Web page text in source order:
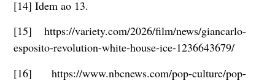
[14] Idem ao 13.
[15] https://variety.com/2026/film/news/giancarlo-
esposito-revolution-white-house-ice-1236643679/
[16] https://www.nbcnews.com/pop-culture/pop-